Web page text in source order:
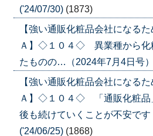
('24/07/30) (1873)
【強い通販化粧品会社になる
Ａ】◇１０４◇ 異業種から化
たものの…（2024年7月4日号
【強い通販化粧品会社になる
Ａ】◇１０４◇ 「通販化粧品
後も続けていくことが不安です
('24/06/25) (1868)